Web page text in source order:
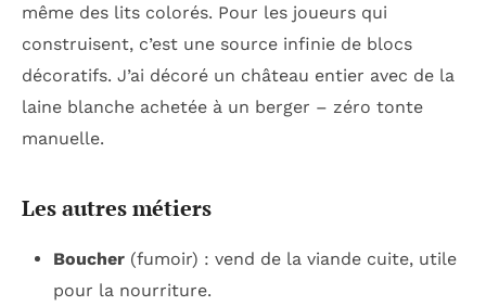
même des lits colorés. Pour les joueurs qui
construisent, c’est une source infinie de blocs
décoratifs. J’ai décoré un château entier avec de la
laine blanche achetée à un berger – zéro tonte
manuelle.
Les autres métiers
Boucher(fumoir) : vend de la viande cuite, utile
pour la nourriture.